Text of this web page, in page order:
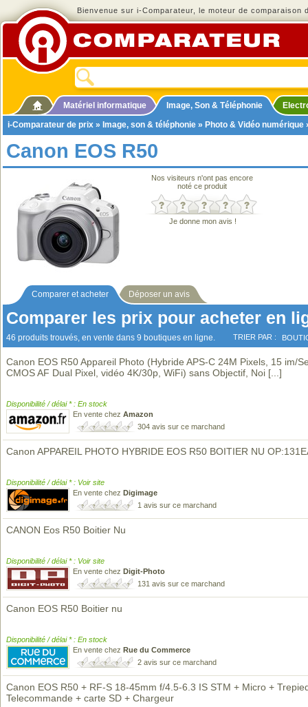
Bienvenue sur i-Comparateur, le moteur de comparaison
Matériel informatique Image, Son & Téléphonie
i-Comparateur de prix » Image, son & téléphonie » Photo & Vidéo numérique
Canon EOS R50
Nos visiteurs n'ont pas encore
noté ce produit
Je donne mon avis !
Comparer et acheter Déposer un avis
Comparer les prix pour acheter en
46 produits trouvés, en vente dans 9 boutiques en ligne. TRIER PAR :
Canon EOS R50 Appareil Photo (Hybride APS-C 24M Pixels, 15 im/
CMOS AF Dual Pixel, vidéo 4K/30p, WiFi) sans Objectif, Noi [...]
Disponibilité / délai * : En stock
En vente chez Amazon
304 avis sur ce marchand
Canon APPAREIL PHOTO HYBRIDE EOS R50 BOITIER NU
Disponibilité / délai * : Voir site
En vente chez Digimage
1 avis sur ce marchand
CANON Eos R50 Boitier Nu
Disponibilité / délai * : Voir site
En vente chez Digit-Photo
131 avis sur ce marchand
Canon EOS R50 Boitier nu
Disponibilité / délai * : En stock
En vente chez Rue du Commerce
2 avis sur ce marchand
Canon EOS R50 + RF-S 18-45mm f/4.5-6.3 IS STM + Micro +
Telecommande + carte SD + Chargeur